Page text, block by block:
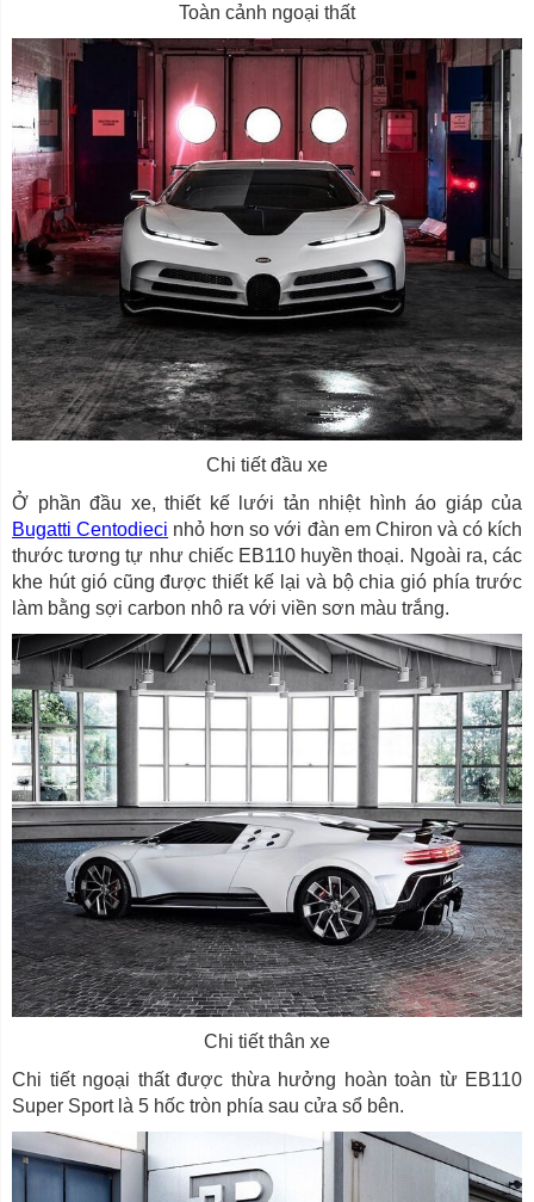
Toàn cảnh ngoại thất
Chi tiết đầu xe
Ở phần đầu xe, thiết kế lưới tản nhiệt hình áo giáp của
Bugatti Centodieci nhỏ hơn so với đàn em Chiron và có kích
thước tương tự như chiếc EB110 huyền thoại. Ngoài ra, các
khe hút gió cũng được thiết kế lại và bộ chia gió phía trước
làm bằng sợi carbon nhô ra với viền sơn màu trắng.
Chi tiết thân xe
Chi tiết ngoại thất được thừa hưởng hoàn toàn từ EB110
Super Sport là 5 hốc tròn phía sau cửa sổ bên.